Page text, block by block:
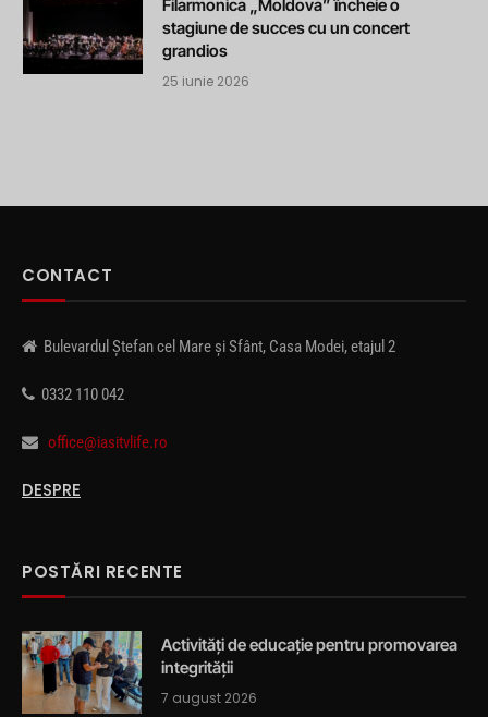
Filarmonica „Moldova” încheie o
stagiune de succes cu un concert
grandios
25 iunie 2026
CONTACT
Bulevardul Ștefan cel Mare și Sfânt, Casa Modei, etajul 2
0332 110 042
office@iasitvlife.ro
DESPRE
POSTĂRI RECENTE
Activități de educație pentru promovarea
integrității
7 august 2026